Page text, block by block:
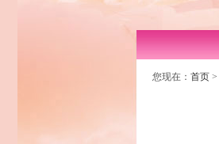
您现在： 首页 >